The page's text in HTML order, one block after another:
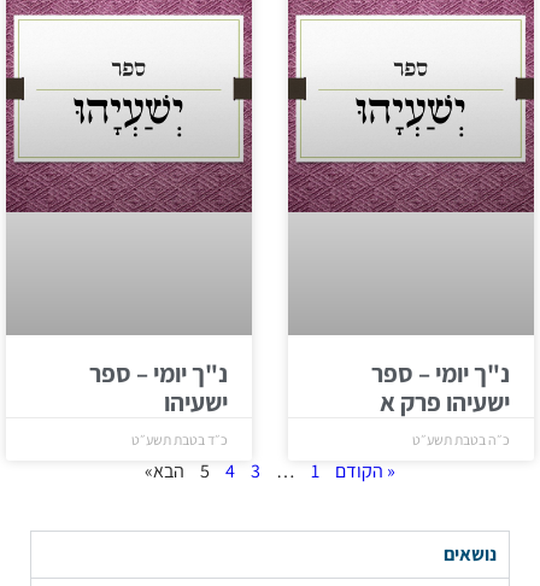
נושאים
נ"ך יומי – ספר
ישעיהו פרק א
כ״ה בטבת תשע״ט
נ"ך יומי – ספר
ישעיהו
כ״ד בטבת תשע״ט
« הקודם 1
…
3
4
5 הבא»